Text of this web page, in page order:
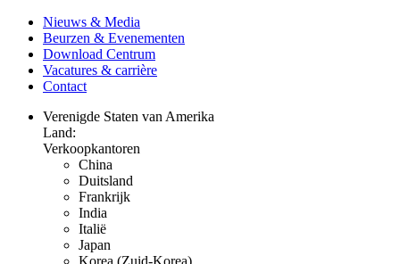
Nieuws & Media
Beurzen & Evenementen
Download Centrum
Vacatures & carrière
Contact
Verenigde Staten van Amerika
Land:
Verkoopkantoren
China
Duitsland
Frankrijk
India
Italië
Japan
Korea (Zuid-Korea)